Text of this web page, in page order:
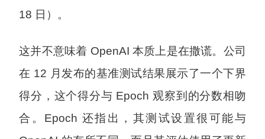
18 日）。
这并不意味着 OpenAI 本质上是在撒谎。公司
在 12 月发布的基准测试结果展示了一个下界
得分，这个得分与 Epoch 观察到的分数相吻
合。Epoch 还指出，其测试设置很可能与